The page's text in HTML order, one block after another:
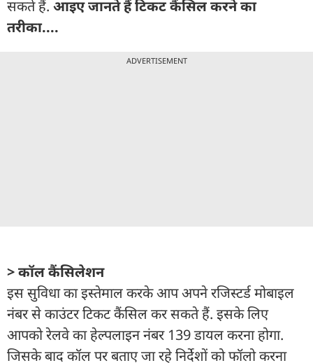
सकते हैं. आइए जानते हैं टिकट कैंसिल करने का
तरीका....
ADVERTISEMENT
> कॉल कैंसिलेशन
इस सुविधा का इस्तेमाल करके आप अपने रजिस्टर्ड मोबाइल
नंबर से काउंटर टिकट कैंसिल कर सकते हैं. इसके लिए
आपको रेलवे का हेल्पलाइन नंबर 139 डायल करना होगा.
जिसके बाद कॉल पर बताए जा रहे निर्देशों को फॉलो करना